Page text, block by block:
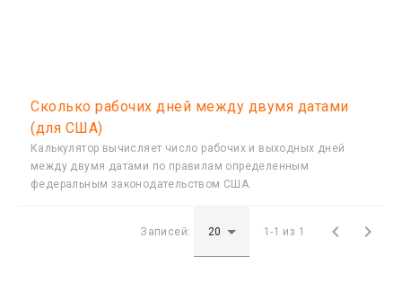
Сколько рабочих дней между двумя датами
(для США)
Калькулятор вычисляет число рабочих и выходных дней
между двумя датами по правилам определенным
федеральным законодательством США.
Записей: 1-1 из 1  